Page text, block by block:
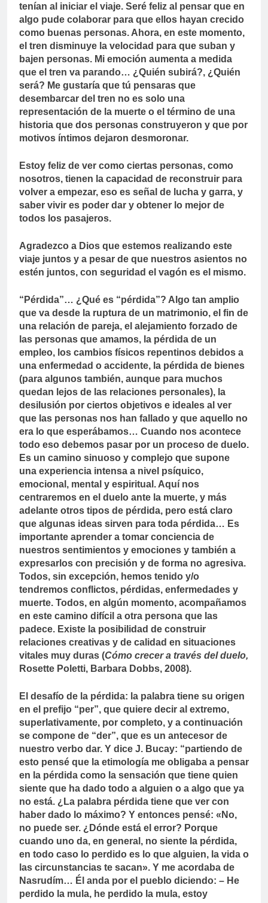
tenían al iniciar el viaje. Seré feliz al pensar que en
algo pude colaborar para que ellos hayan crecido
como buenas personas. Ahora, en este momento,
el tren disminuye la velocidad para que suban y
bajen personas. Mi emoción aumenta a medida
que el tren va parando… ¿Quién subirá?, ¿Quién
será? Me gustaría que tú pensaras que
desembarcar del tren no es solo una
representación de la muerte o el término de una
historia que dos personas construyeron y que por
motivos íntimos dejaron desmoronar.
Estoy feliz de ver como ciertas personas, como
nosotros, tienen la capacidad de reconstruir para
volver a empezar, eso es señal de lucha y garra, y
saber vivir es poder dar y obtener lo mejor de
todos los pasajeros.
Agradezco a Dios que estemos realizando este
viaje juntos y a pesar de que nuestros asientos no
estén juntos, con seguridad el vagón es el mismo.
“Pérdida”… ¿Qué es “pérdida”? Algo tan amplio
que va desde la ruptura de un matrimonio, el fin de
una relación de pareja, el alejamiento forzado de
las personas que amamos, la pérdida de un
empleo, los cambios físicos repentinos debidos a
una enfermedad o accidente, la pérdida de bienes
(para algunos también, aunque para muchos
quedan lejos de las relaciones personales), la
desilusión por ciertos objetivos e ideales al ver
que las personas nos han fallado y que aquello no
era lo que esperábamos… Cuando nos acontece
todo eso debemos pasar por un proceso de duelo.
Es un camino sinuoso y complejo que supone
una experiencia intensa a nivel psíquico,
emocional, mental y espiritual. Aquí nos
centraremos en el duelo ante la muerte, y más
adelante otros tipos de pérdida, pero está claro
que algunas ideas sirven para toda pérdida… Es
importante aprender a tomar conciencia de
nuestros sentimientos y emociones y también a
expresarlos con precisión y de forma no agresiva.
Todos, sin excepción, hemos tenido y/o
tendremos conflictos, pérdidas, enfermedades y
muerte. Todos, en algún momento, acompañamos
en este camino difícil a otra persona que las
padece. Existe la posibilidad de construir
relaciones creativas y de calidad en situaciones
vitales muy duras (Cómo crecer a través del duelo,
Rosette Poletti, Barbara Dobbs, 2008).
El desafío de la pérdida: la palabra tiene su origen
en el prefijo “per”, que quiere decir al extremo,
superlativamente, por completo, y a continuación
se compone de “der”, que es un antecesor de
nuestro verbo dar. Y dice J. Bucay: “partiendo de
esto pensé que la etimología me obligaba a pensar
en la pérdida como la sensación que tiene quien
siente que ha dado todo a alguien o a algo que ya
no está. ¿La palabra pérdida tiene que ver con
haber dado lo máximo? Y entonces pensé: «No,
no puede ser. ¿Dónde está el error? Porque
cuando uno da, en general, no siente la pérdida,
en todo caso lo perdido es lo que alguien, la vida o
las circunstancias te sacan». Y me acordaba de
Nasrudím… Él anda por el pueblo diciendo: – He
perdido la mula, he perdido la mula, estoy